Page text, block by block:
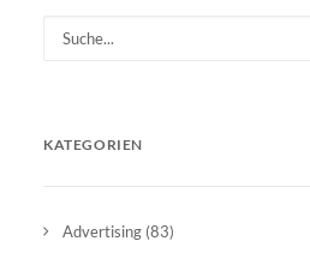
KATEGORIEN
Advertising (83)